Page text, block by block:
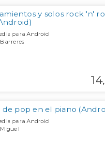
y solos rock 'n'
para Android
14,
de pop en el piano
para Android